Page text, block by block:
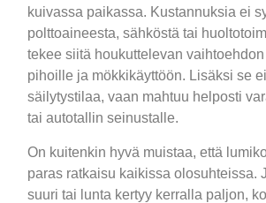
kuivassa paikassa. Kustannuksia ei
polttoaineesta, sähköstä tai
tekee siitä houkuttelevan
pihoille ja mökkikäyttöön. Lisäksi se
säilytystilaa, vaan mahtuu helposti
tai autotallin seinustalle.
On kuitenkin hyvä muistaa, että
paras ratkaisu kaikissa olosuhteissa.
suuri tai lunta kertyy kerralla paljon,